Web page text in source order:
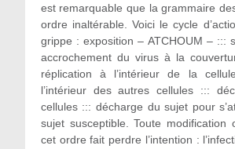
est remarquable que la grammaire
ordre inaltérable. Voici le cycle
grippe : exposition – ATCHOUM – :::
accrochement du virus à la
réplication à l’intérieur de la
l’intérieur des autres cellules :::
cellules ::: décharge du sujet pour
sujet susceptible. Toute modification
cet ordre fait perdre l’intention :